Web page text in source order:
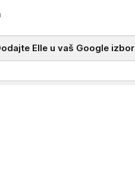
Elle u vaš Google izbor